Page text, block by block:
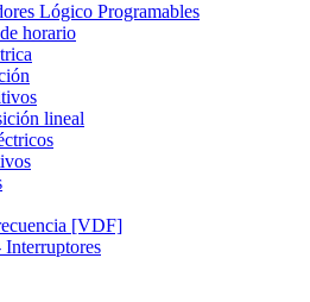
Lógico Programables
horario
lineal
[VDF]
Interruptores